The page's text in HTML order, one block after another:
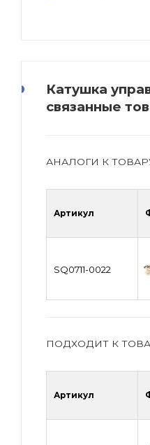
Катушка
связанные
АНАЛОГИ К ТОВАРУ
Артикул
SQ0711-0022
ПОДХОДИТ К
Артикул